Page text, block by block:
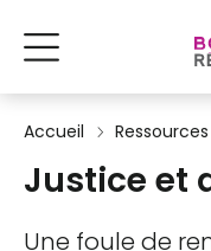
Accueil
Justice et
Une foule de